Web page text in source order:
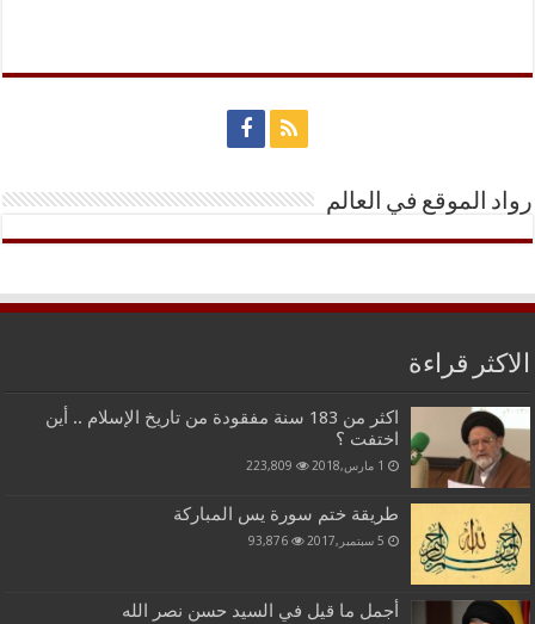
رواد الموقع في العالم
الاكثر قراءة
اكثر من 183 سنة مفقودة من تاريخ الإسلام .. أين
اختفت ؟
1 مارس,2018 223,809
طريقة ختم سورة يس المباركة
5 سبتمبر,2017 93,876
أجمل ما قيل في السيد حسن نصر الله